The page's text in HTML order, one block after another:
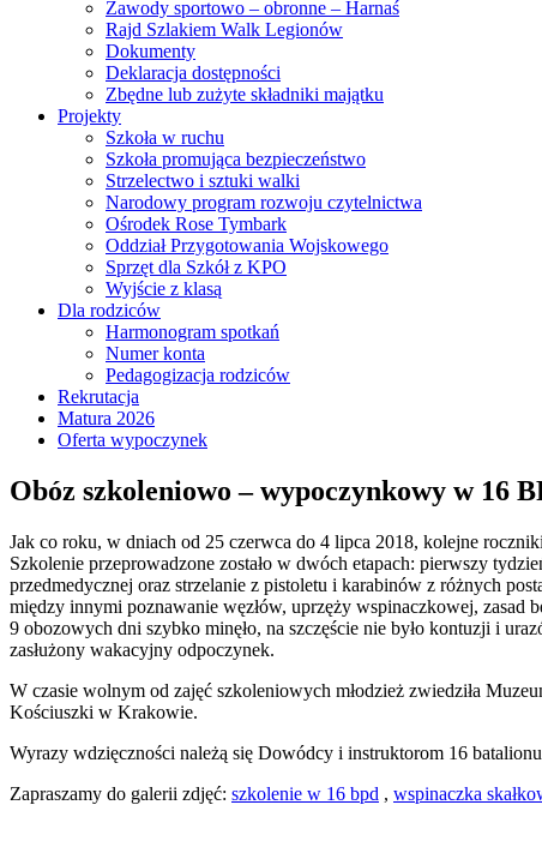
Zawody sportowo – obronne – Harnaś
Rajd Szlakiem Walk Legionów
Dokumenty
Deklaracja dostępności
Zbędne lub zużyte składniki majątku
Projekty
Szkoła w ruchu
Szkoła promująca bezpieczeństwo
Strzelectwo i sztuki walki
Narodowy program rozwoju czytelnictwa
Ośrodek Rose Tymbark
Oddział Przygotowania Wojskowego
Sprzęt dla Szkół z KPO
Wyjście z klasą
Dla rodziców
Harmonogram spotkań
Numer konta
Pedagogizacja rodziców
Rekrutacja
Matura 2026
Oferta wypoczynek
Obóz szkoleniowo – wypoczynkowy w 16
Jak co roku, w dniach od 25 czerwca do 4 lipca 2018, kolejne
Szkolenie przeprowadzone zostało w dwóch etapach: pierwszy
przedmedycznej oraz strzelanie z pistoletu i karabinów z różnych
między innymi poznawanie węzłów, uprzęży wspinaczkowej, zasad
9 obozowych dni szybko minęło, na szczęście nie było kontuzji i
zasłużony wakacyjny odpoczynek.
W czasie wolnym od zajęć szkoleniowych młodzież zwiedziła
Kościuszki w Krakowie.
Wyrazy wdzięczności należą się Dowódcy i instruktorom 16
Zapraszamy do galerii zdjęć: szkolenie w 16 bpd , wspinaczka